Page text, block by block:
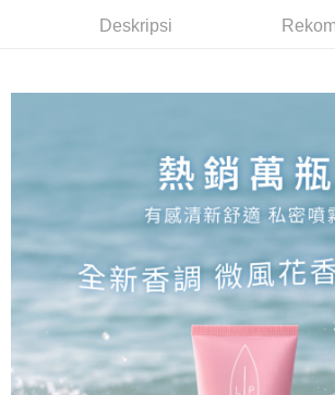
penggunaan perkhidmatan. Sila rujuk kepada
20% setahun akan dikenakan. Pengguna bawah
mendapatkan kebenaran daripada ibu bapa atau
mempunyai sebarang kebimbangan mengenai
penggunaan pada data peribadi. Jika anda tidak
peribadi yang disenaraikan seperti di atas akan
oleh AFTEE, sila jangan gunakan perkhidmatan ini.
Deskripsi